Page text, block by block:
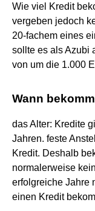
Wie viel Kredit
vergeben jedoch
20-fachem eines
sollte es als Azubi
von um die 1.000
Wann
das Alter: Kredite
Jahren. feste
Kredit. Deshalb
normalerweise
erfolgreiche Jahre
einen Kredit